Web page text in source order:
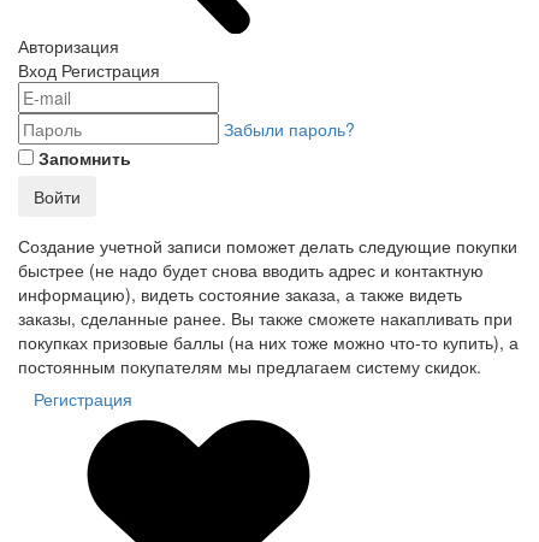
Авторизация
Вход Регистрация
Забыли пароль?
Запомнить
Войти
Создание учетной записи поможет делать следующие покупки
быстрее (не надо будет снова вводить адрес и контактную
информацию), видеть состояние заказа, а также видеть
заказы, сделанные ранее. Вы также сможете накапливать при
покупках призовые баллы (на них тоже можно что-то купить), а
постоянным покупателям мы предлагаем систему скидок.
Регистрация